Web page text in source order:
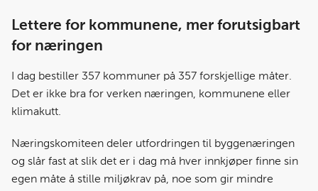
Lettere for kommunene, mer forutsigbart
for næringen
I dag bestiller 357 kommuner på 357 forskjellige måter.
Det er ikke bra for verken næringen, kommunene eller
klimakutt.
Næringskomiteen deler utfordringen til byggenæringen
og slår fast at slik det er i dag må hver innkjøper finne sin
egen måte å stille miljøkrav på, noe som gir mindre